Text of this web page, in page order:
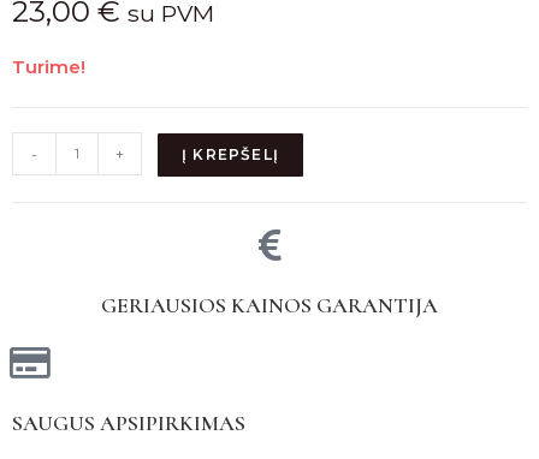
23,00 € su PVM
Turime!
- + Į KREPŠELĮ
GERIAUSIOS KAINOS GARANTIJA
SAUGUS APSIPIRKIMAS